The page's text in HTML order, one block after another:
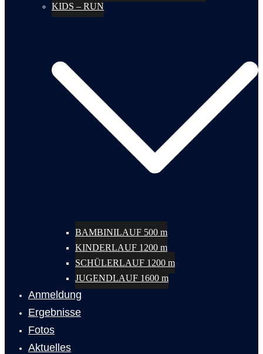
KIDS – RUN
BAMBINILAUF 500 m
KINDERLAUF 1200 m
SCHÜLERLAUF 1200 m
JUGENDLAUF 1600 m
Anmeldung
Ergebnisse
Fotos
Aktuelles